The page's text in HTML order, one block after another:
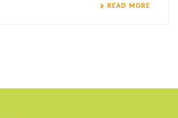
READ MORE